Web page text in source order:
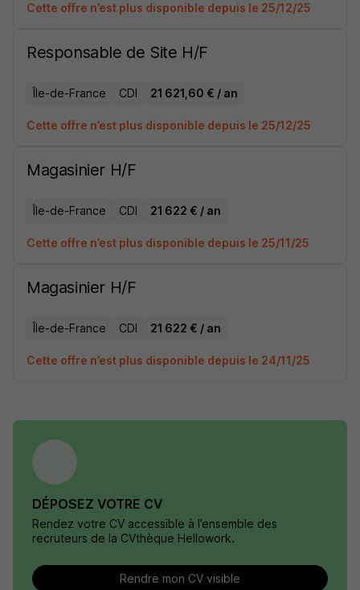
Cette offre n’est plus disponible depuis le 25/12/25
Responsable de Site H/F
Île-de-France CDI 21 621,60 € / an
Cette offre n’est plus disponible depuis le 25/12/25
Magasinier H/F
Île-de-France CDI 21 622 € / an
Cette offre n’est plus disponible depuis le 25/11/25
Magasinier H/F
Île-de-France CDI 21 622 € / an
Cette offre n’est plus disponible depuis le 24/11/25
DÉPOSEZ VOTRE CV
Rendez votre CV accessible à l’ensemble des
recruteurs de la CVthèque Hellowork.
Rendre mon CV visible